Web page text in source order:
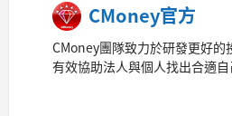
CMoney官方
CMoney團隊致力於研發更好的
有效協助法人與個人找出合適自